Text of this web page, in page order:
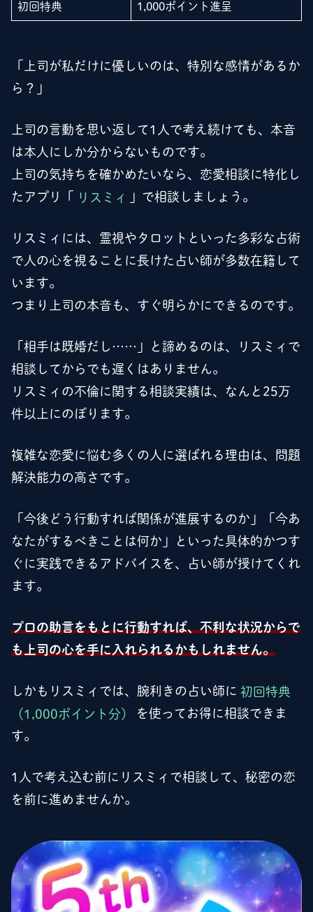
初回特典 1,000ポイント進呈
「上司が私だけに優しいのは、特別な感情があるか
ら？」
上司の言動を思い返して1人で考え続けても、本音
は本人にしか分からないものです。
上司の気持ちを確かめたいなら、恋愛相談に特化し
たアプリ「
リスミィ 」で相談しましょう。
リスミィには、霊視やタロットといった多彩な占術
で人の心を視ることに長けた占い師が多数在籍して
います。
つまり上司の本音も、すぐ明らかにできるのです。
「相手は既婚だし……」と諦めるのは、リスミィで
相談してからでも遅くはありません。
リスミィの不倫に関する相談実績は、なんと25万
件以上にのぼります。
複雑な恋愛に悩む多くの人に選ばれる理由は、問題
解決能力の高さです。
「今後どう行動すれば関係が進展するのか」「今あ
なたがするべきことは何か」といった具体的かつす
ぐに実践できるアドバイスを、占い師が授けてくれ
ます。
プロの助言をもとに行動すれば、不利な状況からで
も上司の心を手に入れられるかもしれません。
しかもリスミィでは、腕利きの占い師に 初回特典
（1,000ポイント分）
を使ってお得に相談できま
す。
1人で考え込む前にリスミィで相談して、秘密の恋
を前に進めませんか。